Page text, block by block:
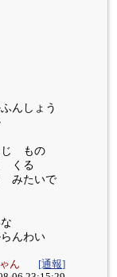
んしょう
じ もの
くる
たいで
んわい
ん
[通報]